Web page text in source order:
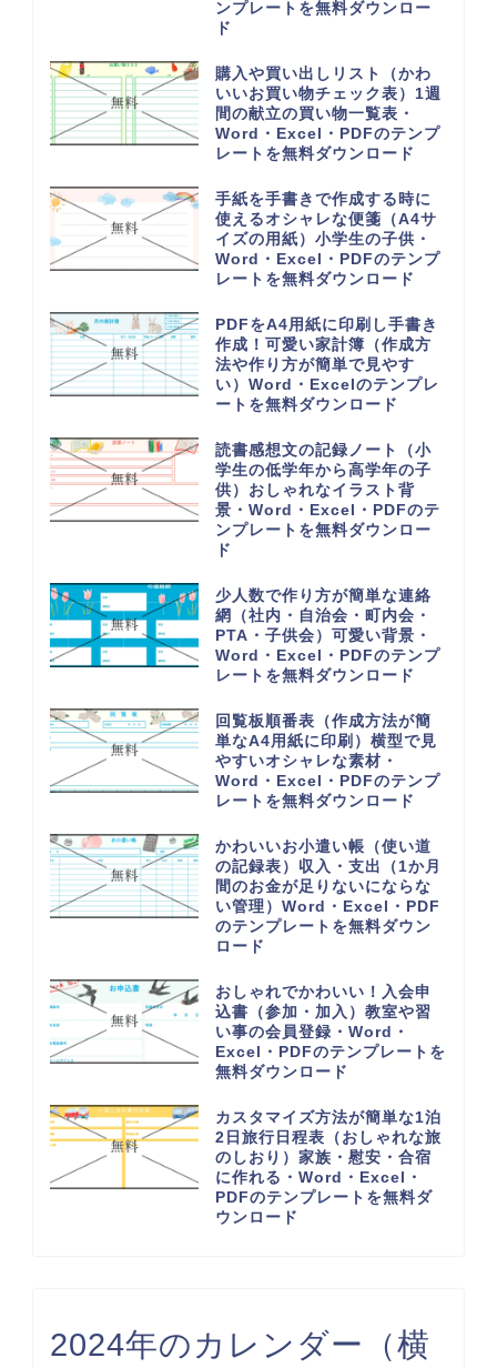
ンプレートを無料ダウンロー
ド
購入や買い出しリスト（かわ
いいお買い物チェック表）1週
間の献立の買い物一覧表・
Word・Excel・PDFのテンプ
レートを無料ダウンロード
手紙を手書きで作成する時に
使えるオシャレな便箋（A4サ
イズの用紙）小学生の子供・
Word・Excel・PDFのテンプ
レートを無料ダウンロード
PDFをA4用紙に印刷し手書き
作成！可愛い家計簿（作成方
法や作り方が簡単で見やす
い）Word・Excelのテンプレ
ートを無料ダウンロード
読書感想文の記録ノート（小
学生の低学年から高学年の子
供）おしゃれなイラスト背
景・Word・Excel・PDFのテ
ンプレートを無料ダウンロー
ド
少人数で作り方が簡単な連絡
網（社内・自治会・町内会・
PTA・子供会）可愛い背景・
Word・Excel・PDFのテンプ
レートを無料ダウンロード
回覧板順番表（作成方法が簡
単なA4用紙に印刷）横型で見
やすいオシャレな素材・
Word・Excel・PDFのテンプ
レートを無料ダウンロード
かわいいお小遣い帳（使い道
の記録表）収入・支出（1か月
間のお金が足りないにならな
い管理）Word・Excel・PDF
のテンプレートを無料ダウン
ロード
おしゃれでかわいい！入会申
込書（参加・加入）教室や習
い事の会員登録・Word・
Excel・PDFのテンプレートを
無料ダウンロード
カスタマイズ方法が簡単な1泊
2日旅行日程表（おしゃれな旅
のしおり）家族・慰安・合宿
に作れる・Word・Excel・
PDFのテンプレートを無料ダ
ウンロード
2024年のカレンダー（横